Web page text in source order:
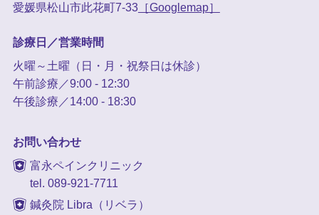
愛媛県松山市此花町7-33［Googlemap］
診療日／営業時間
火曜～土曜（日・月・祝祭日は休診）
午前診療／9:00 - 12:30
午後診療／14:00 - 18:30
お問い合わせ
富永ペインクリニック
tel. 089-921-7711
鍼灸院 Libra（リベラ）